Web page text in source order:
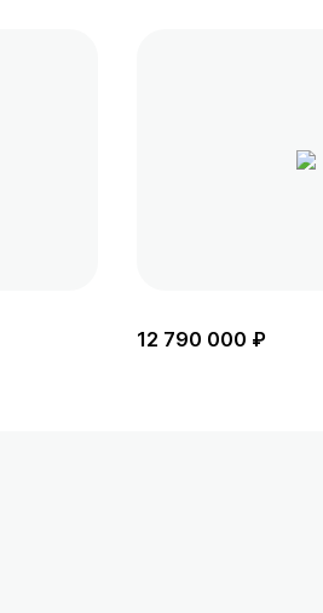
12 790 000 ₽